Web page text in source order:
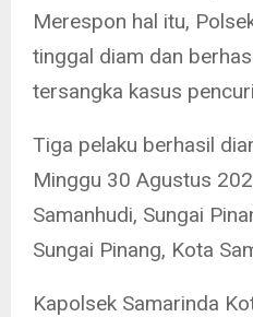
Merespon hal itu,
tinggal diam dan
tersangka kasus
Tiga pelaku berhasil
Minggu 30 Agustus
Samanhudi, Sungai
Sungai Pinang, Kota
Kapolsek Samarinda